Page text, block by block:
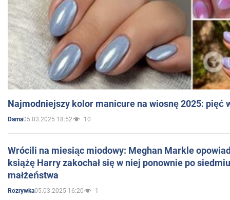
Najmodniejszy kolor manicure na wiosnę 2025: pięć
Dama05.03.2025 18:52 10
Wrócili na miesiąc miodowy: Meghan Markle
książę Harry zakochał się w niej ponownie po
małżeństwa
Rozrywka05.03.2025 16:20 1